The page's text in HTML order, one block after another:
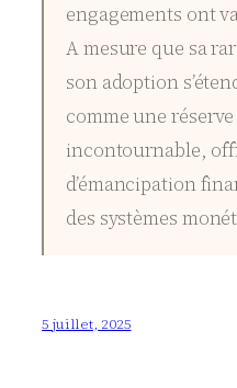
engagements ont
A mesure que sa
son adoption
comme une
incontournable,
d’émancipation
des systèmes
5 juillet, 2025